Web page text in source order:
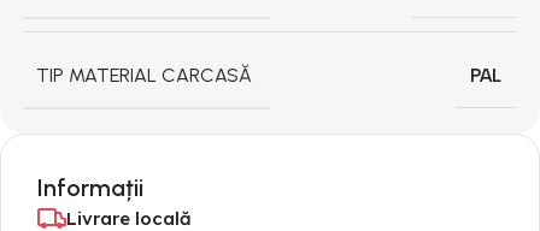
TIP MATERIAL CARCASĂ PAL
Informații
Livrare locală